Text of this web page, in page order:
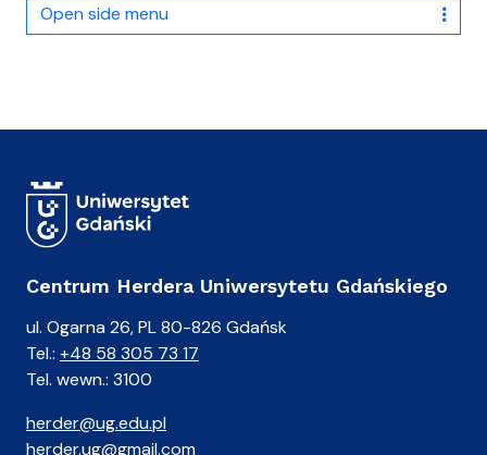
Open side menu
Centrum Herdera Uniwersytetu Gdańskiego
ul. Ogarna 26, PL 80-826 Gdańsk
Tel.: +48 58 305 73 17
Tel. wewn.: 3100
herder@ug.edu.pl
herder.ug@gmail.com